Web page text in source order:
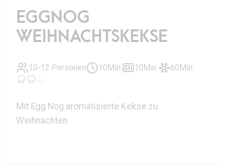
EGGNOG
WEIHNACHTSKEKSE
10-12 Personen 10Min. 10Min. 60Min.
Mit Egg Nog aromatisierte Kekse zu
Weihnachten